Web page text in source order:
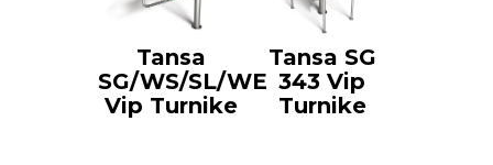
Tansa
SG/WS/SL/WE
Vip Turnike
Tansa SG
343 Vip
Turnike